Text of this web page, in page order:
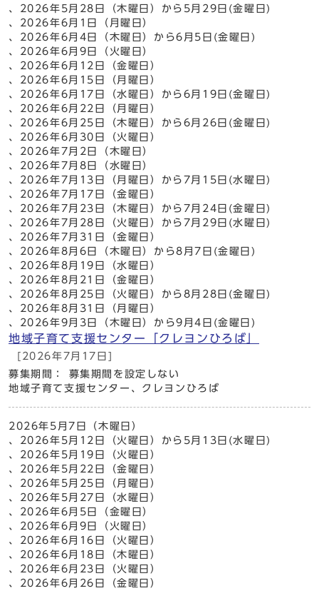
、2026年5月28日（木曜日）から5月29日(金曜日)
、2026年6月1日（月曜日）
、2026年6月4日（木曜日）から6月5日(金曜日)
、2026年6月9日（火曜日）
、2026年6月12日（金曜日）
、2026年6月15日（月曜日）
、2026年6月17日（水曜日）から6月19日(金曜日)
、2026年6月22日（月曜日）
、2026年6月25日（木曜日）から6月26日(金曜日)
、2026年6月30日（火曜日）
、2026年7月2日（木曜日）
、2026年7月8日（水曜日）
、2026年7月13日（月曜日）から7月15日(水曜日)
、2026年7月17日（金曜日）
、2026年7月23日（木曜日）から7月24日(金曜日)
、2026年7月28日（火曜日）から7月29日(水曜日)
、2026年7月31日（金曜日）
、2026年8月6日（木曜日）から8月7日(金曜日)
、2026年8月19日（水曜日）
、2026年8月21日（金曜日）
、2026年8月25日（火曜日）から8月28日(金曜日)
、2026年8月31日（月曜日）
、2026年9月3日（木曜日）から9月4日(金曜日)
地域子育て支援センター「クレヨンひろば」
[2026年7月17日]
募集期間： 募集期間を設定しない
地域子育て支援センター、クレヨンひろば
2026年5月7日（木曜日）
、2026年5月12日（火曜日）から5月13日(水曜日)
、2026年5月19日（火曜日）
、2026年5月22日（金曜日）
、2026年5月25日（月曜日）
、2026年5月27日（水曜日）
、2026年6月5日（金曜日）
、2026年6月9日（火曜日）
、2026年6月16日（火曜日）
、2026年6月18日（木曜日）
、2026年6月23日（火曜日）
、2026年6月26日（金曜日）